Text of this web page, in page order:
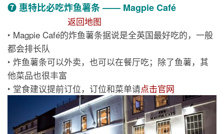
❼ 惠特比必吃炸鱼薯条 —— Magpie Café
返回地图
‣ Magpie Café的炸鱼薯条据说是全英国最好吃的，一般
都会排长队
‣ 炸鱼薯条可以外卖，也可以在餐厅吃；除了鱼薯，其
他菜品也很丰富
‣ 堂食建议提前订位，订位和菜单请点击官网